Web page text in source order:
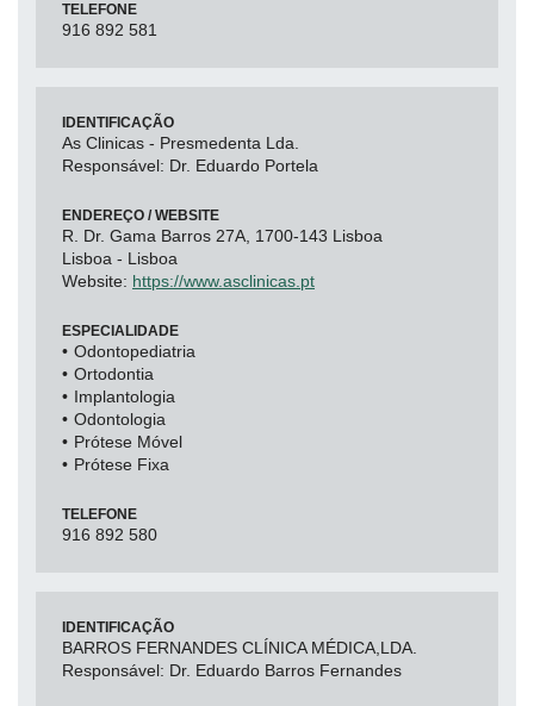
TELEFONE
916 892 581
IDENTIFICAÇÃO
As Clinicas - Presmedenta Lda.
Responsável: Dr. Eduardo Portela
ENDEREÇO / WEBSITE
R. Dr. Gama Barros 27A, 1700-143 Lisboa
Lisboa - Lisboa
Website: https://www.asclinicas.pt
ESPECIALIDADE
Odontopediatria
Ortodontia
Implantologia
Odontologia
Prótese Móvel
Prótese Fixa
TELEFONE
916 892 580
IDENTIFICAÇÃO
BARROS FERNANDES CLÍNICA MÉDICA,LDA.
Responsável: Dr. Eduardo Barros Fernandes